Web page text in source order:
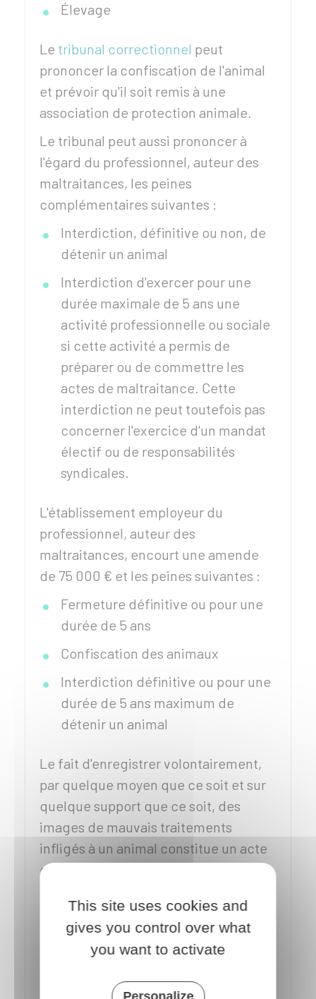
Élevage
Le tribunal correctionnel peut
prononcer la confiscation de l'animal
et prévoir qu'il soit remis à une
association de protection animale.
Le tribunal peut aussi prononcer à
l'égard du professionnel, auteur des
maltraitances, les peines
complémentaires suivantes :
Interdiction, définitive ou non, de
détenir un animal
Interdiction d'exercer pour une
durée maximale de 5 ans une
activité professionnelle ou sociale
si cette activité a permis de
préparer ou de commettre les
actes de maltraitance. Cette
interdiction ne peut toutefois pas
concerner l'exercice d'un mandat
électif ou de responsabilités
syndicales.
L'établissement employeur du
professionnel, auteur des
maltraitances, encourt une amende
de 75 000 € et les peines suivantes :
Fermeture définitive ou pour une
durée de 5 ans
Confiscation des animaux
Interdiction définitive ou pour une
durée de 5 ans maximum de
détenir un animal
Le fait d'enregistrer volontairement,
par quelque moyen que ce soit et sur
quelque support que ce soit, des
images de mauvais traitements
infligés à un animal constitue un acte
de complicité.
L'auteur de l'enregistrement encourt
une amende de
Le fait de diffuser sur internet
puni de 2 ans de prison et de
This site uses cookies and
gives you control over what
you want to activate
Personalize